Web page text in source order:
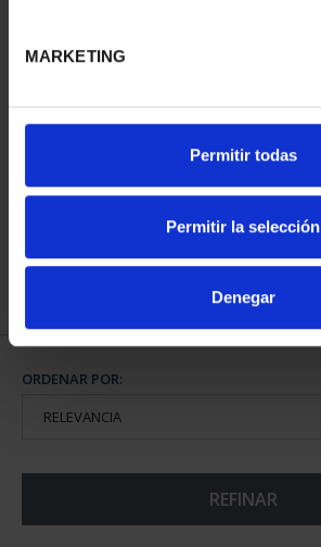
MARKETING
Permitir todas
Permitir la selección
Denegar
MARÍA DE MAEZTU
140,00 €
ORDENAR POR:
REFINAR